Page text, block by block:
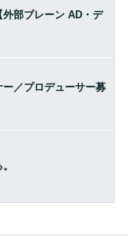
部ブレーン AD・デ
／プロデューサー募